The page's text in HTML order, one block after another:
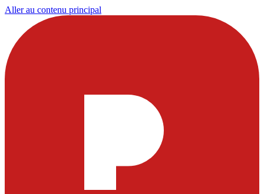
Aller au contenu principal